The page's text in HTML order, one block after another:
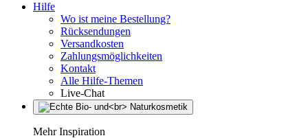
Hilfe
Wo ist meine Bestellung?
Rücksendungen
Versandkosten
Zahlungsmöglichkeiten
Kontakt
Alle Hilfe-Themen
Live-Chat
Mehr Inspiration